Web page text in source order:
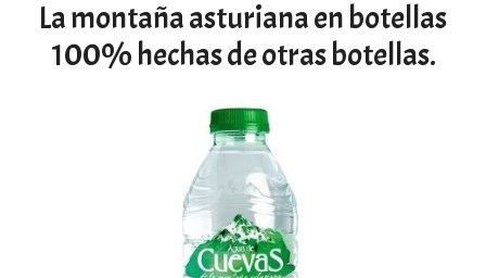
La montaña asturiana en botellas
100% hechas de otras botellas.